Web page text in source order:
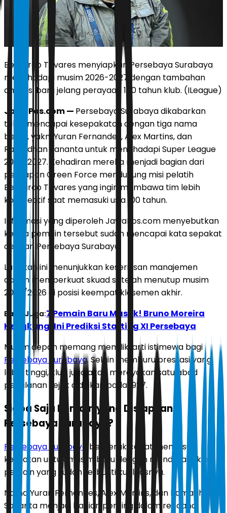
Bernardo Tavares menyiapkan Persebaya Surabaya
menghadapi musim 2026-2027 dengan tambahan
amunisi baru jelang perayaan 100 tahun klub. (ILeague)
JawaPos.com — Persebaya Surabaya dikabarkan
telah mencapai kesepakatan dengan tiga nama
besar, yakni Yuran Fernandes, Alex Martins, dan
Ramadhan Sananta untuk menghadapi Super League
2026/2027. Kehadiran mereka menjadi bagian dari
persiapan Green Force mendukung misi pelatih
Bernardo Tavares yang ingin membawa tim lebih
kompetitif saat memasuki usia 100 tahun.
Informasi yang diperoleh JawaPos.com menyebutkan
ketiga pemain tersebut sudah mencapai kata sepakat
dengan Persebaya Surabaya.
Langkah ini menunjukkan keseriusan manajemen
dalam memperkuat skuad setelah menutup musim
2025/2026 di posisi keempat klasemen akhir.
Baca Juga:7 Pemain Baru Masuk! Bruno Moreira
Hengkang, Ini Prediksi Starting XI Persebaya
Musim depan memang memiliki arti istimewa bagi
Persebaya Surabaya. Selain memburu prestasi yang
lebih tinggi, klub juga akan merayakan satu abad
perjalanan sejak didirikan pada 1927.
Siapa Saja Pemain yang Disiapkan
Persebaya Surabaya?
Persebaya Surabaya bergerak cepat menyusun
kekuatan untuk musim baru dengan mendatangkan
pemain yang sudah terbukti kualitasnya.
Nama Yuran Fernandes, Alex Martins, dan Ramadhan
Sananta menjadi bagian penting dalam rencana